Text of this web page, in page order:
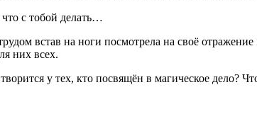
с тобой делать…
встав на ноги посмотрела на своё отражение
них всех.
у тех, кто посвящён в магическое дело?